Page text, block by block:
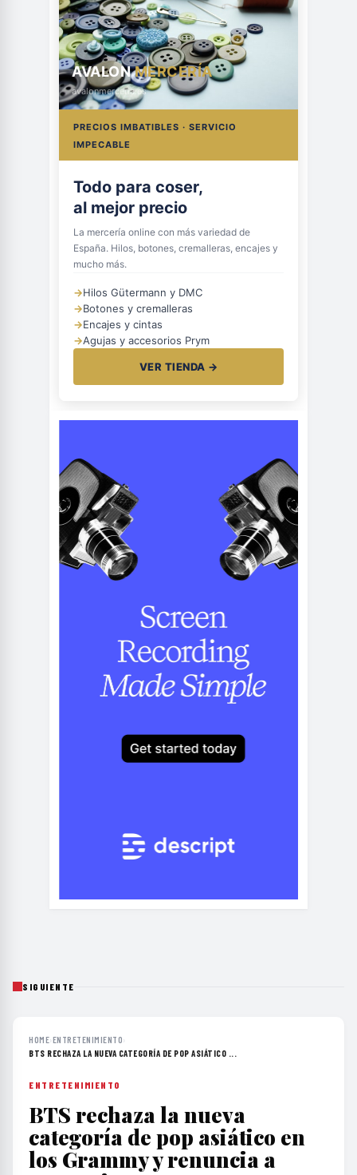
AVALONMERCERÍA
avalonmerceria.es
PRECIOS IMBATIBLES · SERVICIO
IMPECABLE
Todo para coser,
al mejor precio
La mercería online con más variedad de
España. Hilos, botones, cremalleras, encajes y
mucho más.
→Hilos Gütermann y DMC
→Botones y cremalleras
→Encajes y cintas
→Agujas y accesorios Prym
VER TIENDA →
SIGUIENTE
HOME›ENTRETENIMIENTO›
BTS RECHAZA LA NUEVA CATEGORÍA DE POP ASIÁTICO ...
ENTRETENIMIENTO
BTS rechaza la nueva
categoría de pop asiático en
los Grammy y renuncia a